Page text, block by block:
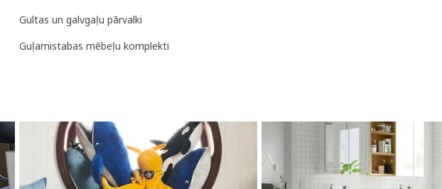
Gultas un galvgaļu pārvalki
Guļamistabas mēbeļu komplekti